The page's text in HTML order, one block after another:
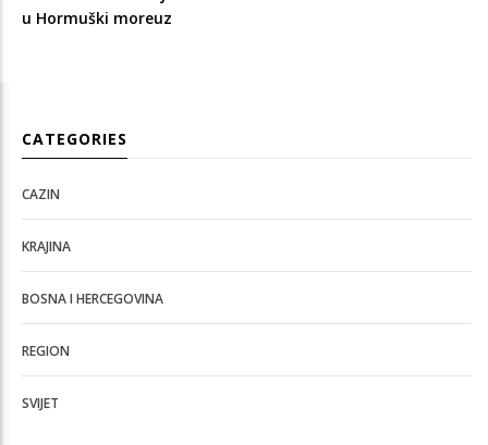
u Hormuški moreuz
CATEGORIES
CAZIN
KRAJINA
BOSNA I HERCEGOVINA
REGION
SVIJET